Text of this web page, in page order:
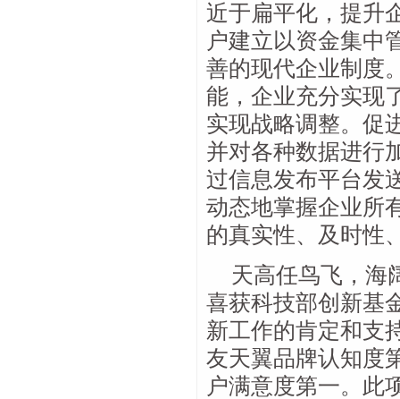
近于扁平化，提升
户建立以资金集中
善的现代企业制度
能，企业充分实现
实现战略调整。促
并对各种数据进行
过信息发布平台发
动态地掌握企业所
的真实性、及时性
天高任鸟飞，海
喜获科技部创新基
新工作的肯定和支
友天翼品牌认知度
户满意度第一。此